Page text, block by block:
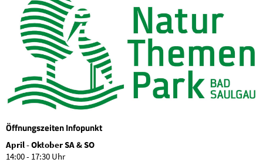
Öffnungszeiten Infopunkt
April - Oktober SA & SO
14:00 - 17:30 Uhr